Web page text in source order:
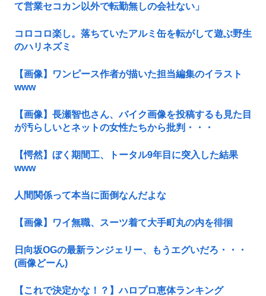
て営業セコカン以外で転勤無しの会社ない」
コロコロ楽し。落ちていたアルミ缶を転がして遊ぶ野生
のハリネズミ
【画像】ワンピース作者が描いた担当編集のイラスト
www
【画像】長瀬智也さん、バイク画像を投稿するも見た目
が汚らしいとネットの女性たちから批判・・・
【愕然】ぼく期間工、トータル9年目に突入した結果
www
人間関係って本当に面倒なんだよな
【画像】ワイ無職、スーツ着て大手町丸の内を徘徊
日向坂OGの最新ランジェリー、もうエグいだろ・・・
(画像どーん)
【これで決定かな！？】ハロプロ恵体ランキング